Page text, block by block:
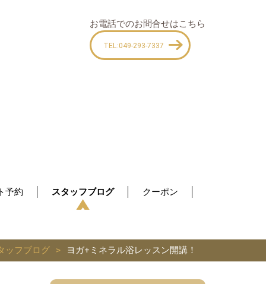
お電話でのお問合せはこちら
TEL:049-293-7337
予約 スタッフブログ クーポン
ッフブログ ヨガ+ミネラル浴レッスン開講！